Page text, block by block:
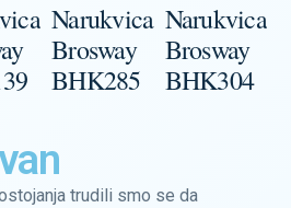
Narukvica
Brosway
BHK285
Narukvica
Brosway
BHK304
trudili smo se da